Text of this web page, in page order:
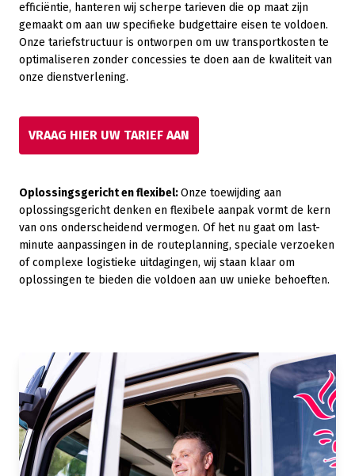
efficiëntie, hanteren wij scherpe tarieven die op maat zijn
gemaakt om aan uw specifieke budgettaire eisen te voldoen.
Onze tariefstructuur is ontworpen om uw transportkosten te
optimaliseren zonder concessies te doen aan de kwaliteit van
onze dienstverlening.
VRAAG HIER UW TARIEF AAN
Oplossingsgericht en flexibel:Onze toewijding aan
oplossingsgericht denken en flexibele aanpak vormt de kern
van ons onderscheidend vermogen. Of het nu gaat om last-
minute aanpassingen in de routeplanning, speciale verzoeken
of complexe logistieke uitdagingen, wij staan klaar om
oplossingen te bieden die voldoen aan uw unieke behoeften.